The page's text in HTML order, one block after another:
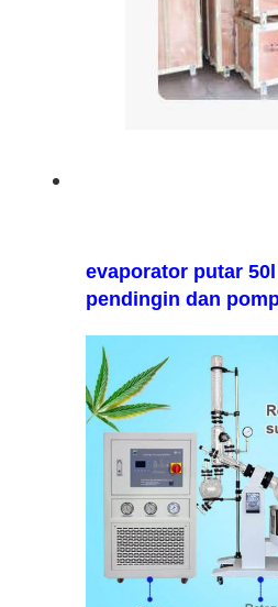
evaporator putar
pendingin dan